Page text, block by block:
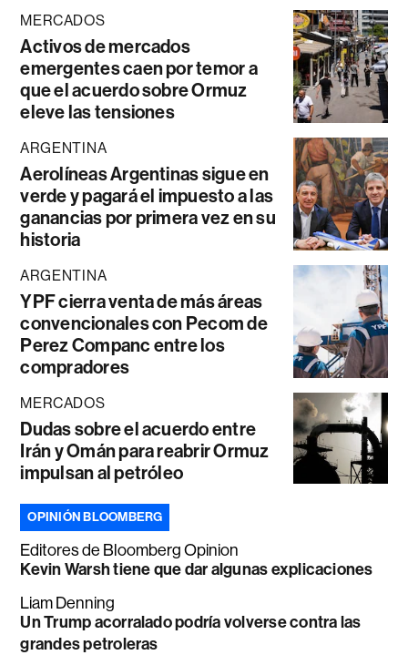
MERCADOS
Activos de mercados
emergentes caen por temor a
que el acuerdo sobre Ormuz
eleve las tensiones
ARGENTINA
Aerolíneas Argentinas sigue en
verde y pagará el impuesto a las
ganancias por primera vez en su
historia
ARGENTINA
YPF cierra venta de más áreas
convencionales con Pecom de
Perez Companc entre los
compradores
MERCADOS
Dudas sobre el acuerdo entre
Irán y Omán para reabrir Ormuz
impulsan al petróleo
OPINIÓN BLOOMBERG
Editores de Bloomberg Opinion
Kevin Warsh tiene que dar algunas explicaciones
Liam Denning
Un Trump acorralado podría volverse contra las
grandes petroleras